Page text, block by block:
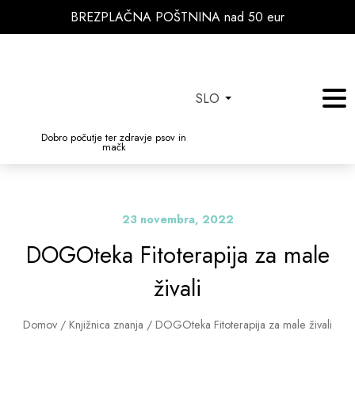
BREZPLAČNA POŠTNINA nad 50 eur
Dobro počutje ter zdravje psov in
mačk
SLO
23 novembra, 2022
DOGOteka Fitoterapija za male
živali
Domov / Knjižnica znanja / DOGOteka Fitoterapija za male živali